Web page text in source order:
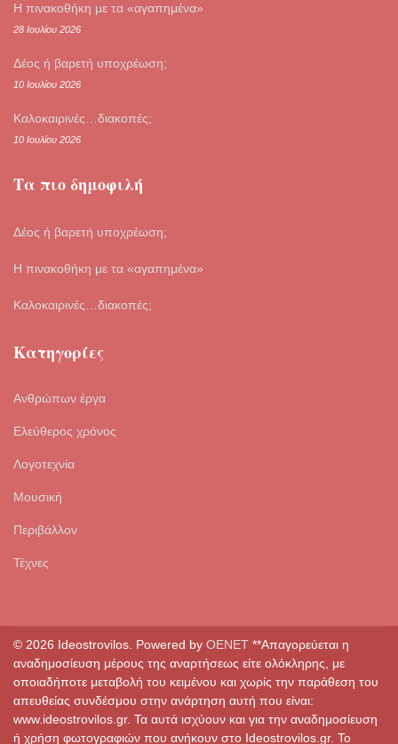
Η πινακοθήκη με τα «αγαπημένα»
28 Ιουλίου 2026
Δέος ή βαρετή υποχρέωση;
10 Ιουλίου 2026
Καλοκαιρινές…διακοπές;
10 Ιουλίου 2026
Τα πιο δημοφιλή
Δέος ή βαρετή υποχρέωση;
Η πινακοθήκη με τα «αγαπημένα»
Καλοκαιρινές…διακοπές;
Κατηγορίες
Ανθρώπων έργα
Ελεύθερος χρόνος
Λογοτεχνία
Μουσική
Περιβάλλον
Τέχνες
© 2026 Ideostrovilos. Powered by OENET **Απαγορεύεται η
αναδημοσίευση μέρους της αναρτήσεως είτε ολόκληρης, με
οποιαδήποτε μεταβολή του κειμένου και χωρίς την παράθεση του
απευθείας συνδέσμου στην ανάρτηση αυτή που είναι:
www.ideostrovilos.gr. Τα αυτά ισχύουν και για την αναδημοσίευση
ή χρήση φωτογραφιών που ανήκουν στο Ideostrovilos.gr. Το